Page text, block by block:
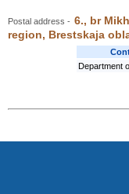
Postal address - 6., br
region, Brestskaja
Department